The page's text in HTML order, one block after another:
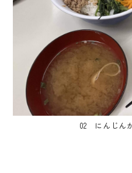
02 にんじん